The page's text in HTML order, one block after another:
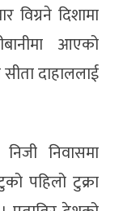
विग्रने दिशामा
आएको
दाहाललाई
निवासमा
पहिलो टुक्रा